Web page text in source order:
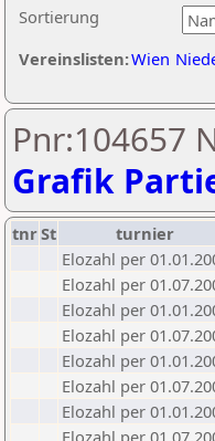
Sortierung
Vereinslisten:Wien
Pnr:104657
Grafik
tnrSt turnier
Elozahl per
Elozahl per
Elozahl per
Elozahl per
Elozahl per
Elozahl per
Elozahl per
Elozahl per